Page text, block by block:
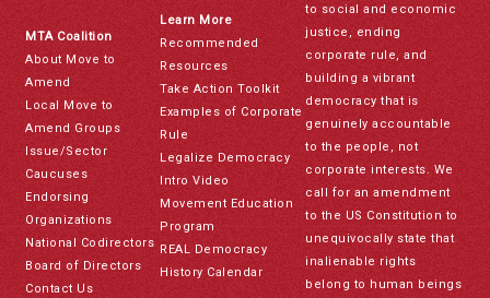
MTA Coalition
About Move to
Amend
Local Move to
Amend Groups
Issue/Sector
Caucuses
Endorsing
Organizations
National Codirectors
Board of Directors
Contact Us
Learn More
Recommended
Resources
Take Action Toolkit
Examples of Corporate
Rule
Legalize Democracy
Intro Video
Movement Education
Program
REAL Democracy
History Calendar
to social and economic
justice, ending
corporate rule, and
building a vibrant
democracy that is
genuinely accountable
to the people, not
corporate interests. We
call for an amendment
to the US Constitution to
unequivocally state that
inalienable rights
belong to human beings